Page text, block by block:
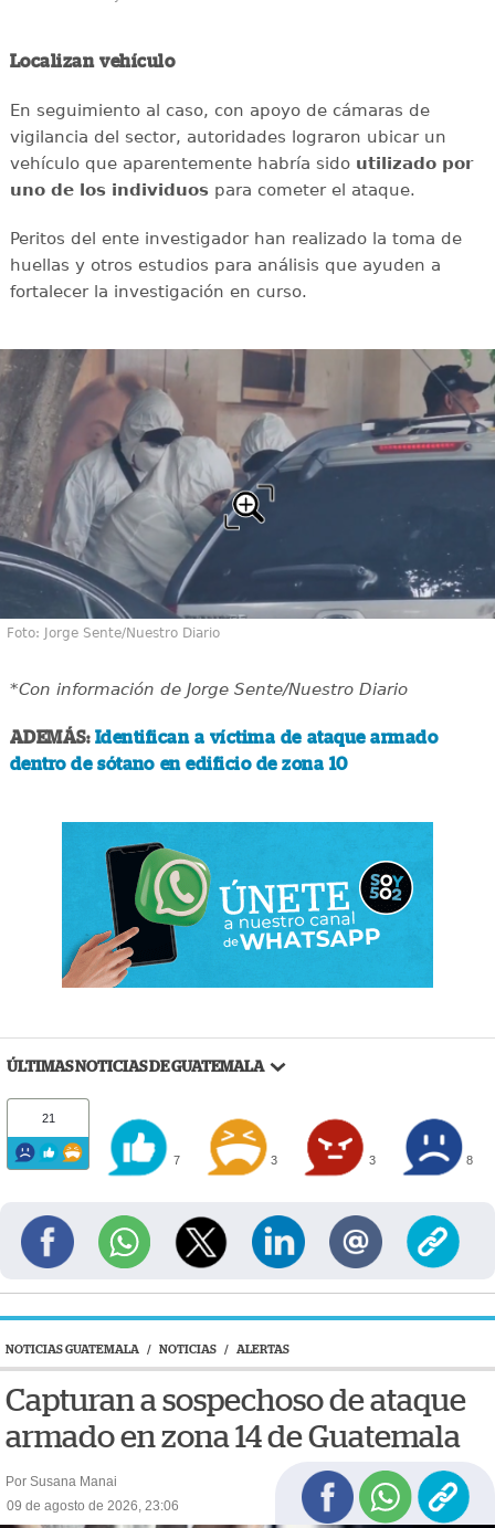
Localizan vehículo
En seguimiento al caso, con apoyo de cámaras de
vigilancia del sector, autoridades lograron ubicar un
vehículo que aparentemente habría sidoutilizado por
uno de los individuospara cometer el ataque.
Peritos del ente investigador han realizado la toma de
huellas y otros estudios para análisis que ayuden a
fortalecer la investigación en curso.
Foto: Jorge Sente/Nuestro Diario
*Con información de Jorge Sente/Nuestro Diario
ADEMÁS: Identifican a víctima de ataque armado
dentro de sótano en edificio de zona 10
ÚLTIMAS NOTICIAS DE GUATEMALA
21
7 3 3 8
NOTICIAS GUATEMALA / NOTICIAS / ALERTAS
Capturan a sospechoso de ataque
armado en zona 14 de Guatemala
Por Susana Manai
09 de agosto de 2026, 23:06